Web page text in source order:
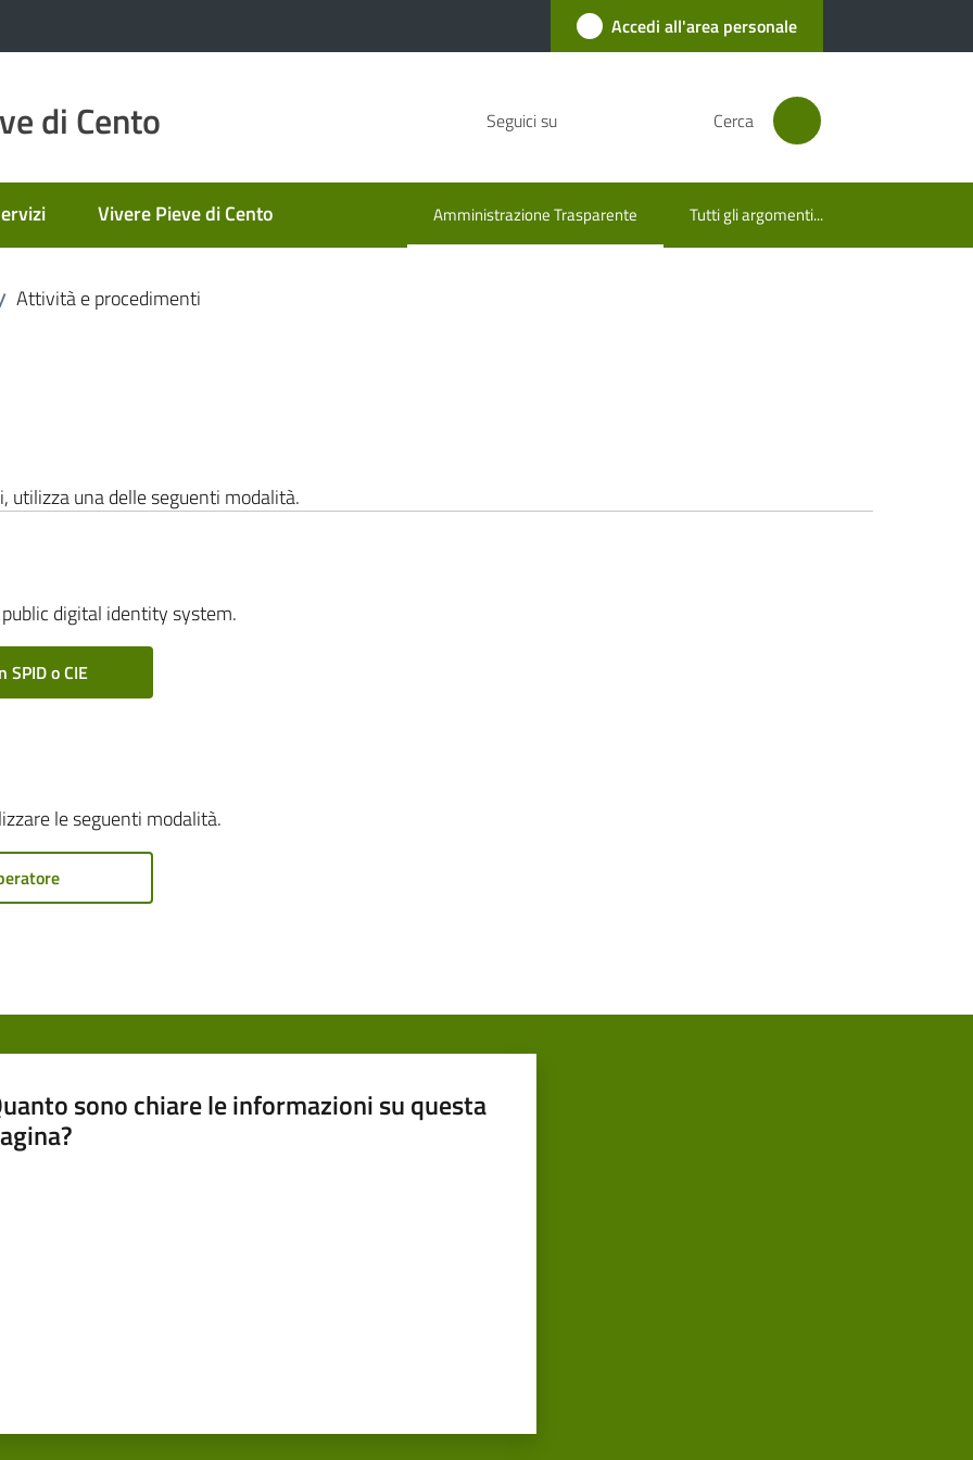
Accedi all'area personale
di Cento Seguici su Cerca
Vivere Pieve di Cento Amministrazione Trasparente
Menu selezionato Tutti gli argomenti...
Attività e procedimenti
utilizza una delle seguenti modalità.
digital identity system.
SPID o CIE
le seguenti modalità.
sono chiare le informazioni su questa